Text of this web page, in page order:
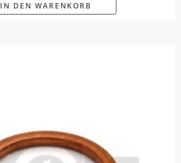
IN DEN WARENKORB